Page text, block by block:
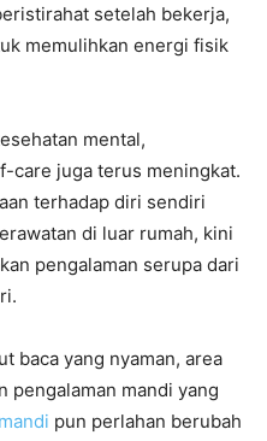
setelah bekerja,
memulihkan energi fisik
mental,
care juga terus meningkat.
terhadap diri sendiri
di luar rumah, kini
pengalaman serupa dari
baca yang nyaman, area
pengalaman mandi yang
pun perlahan berubah